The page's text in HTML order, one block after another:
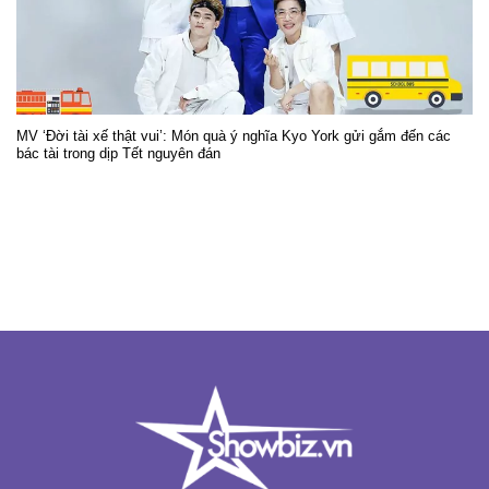
MV ‘Đời tài xế thật vui’: Món quà ý nghĩa Kyo York gửi gắm đến các
bác tài trong dịp Tết nguyên đán